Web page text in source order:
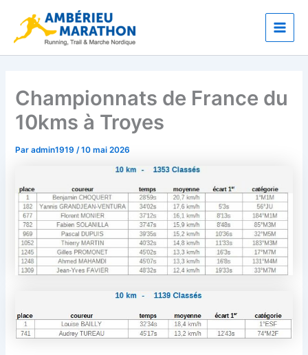
contenu
Main
Championnats de France du
10kms à Troyes
Paradmin1919/10 mai 2026